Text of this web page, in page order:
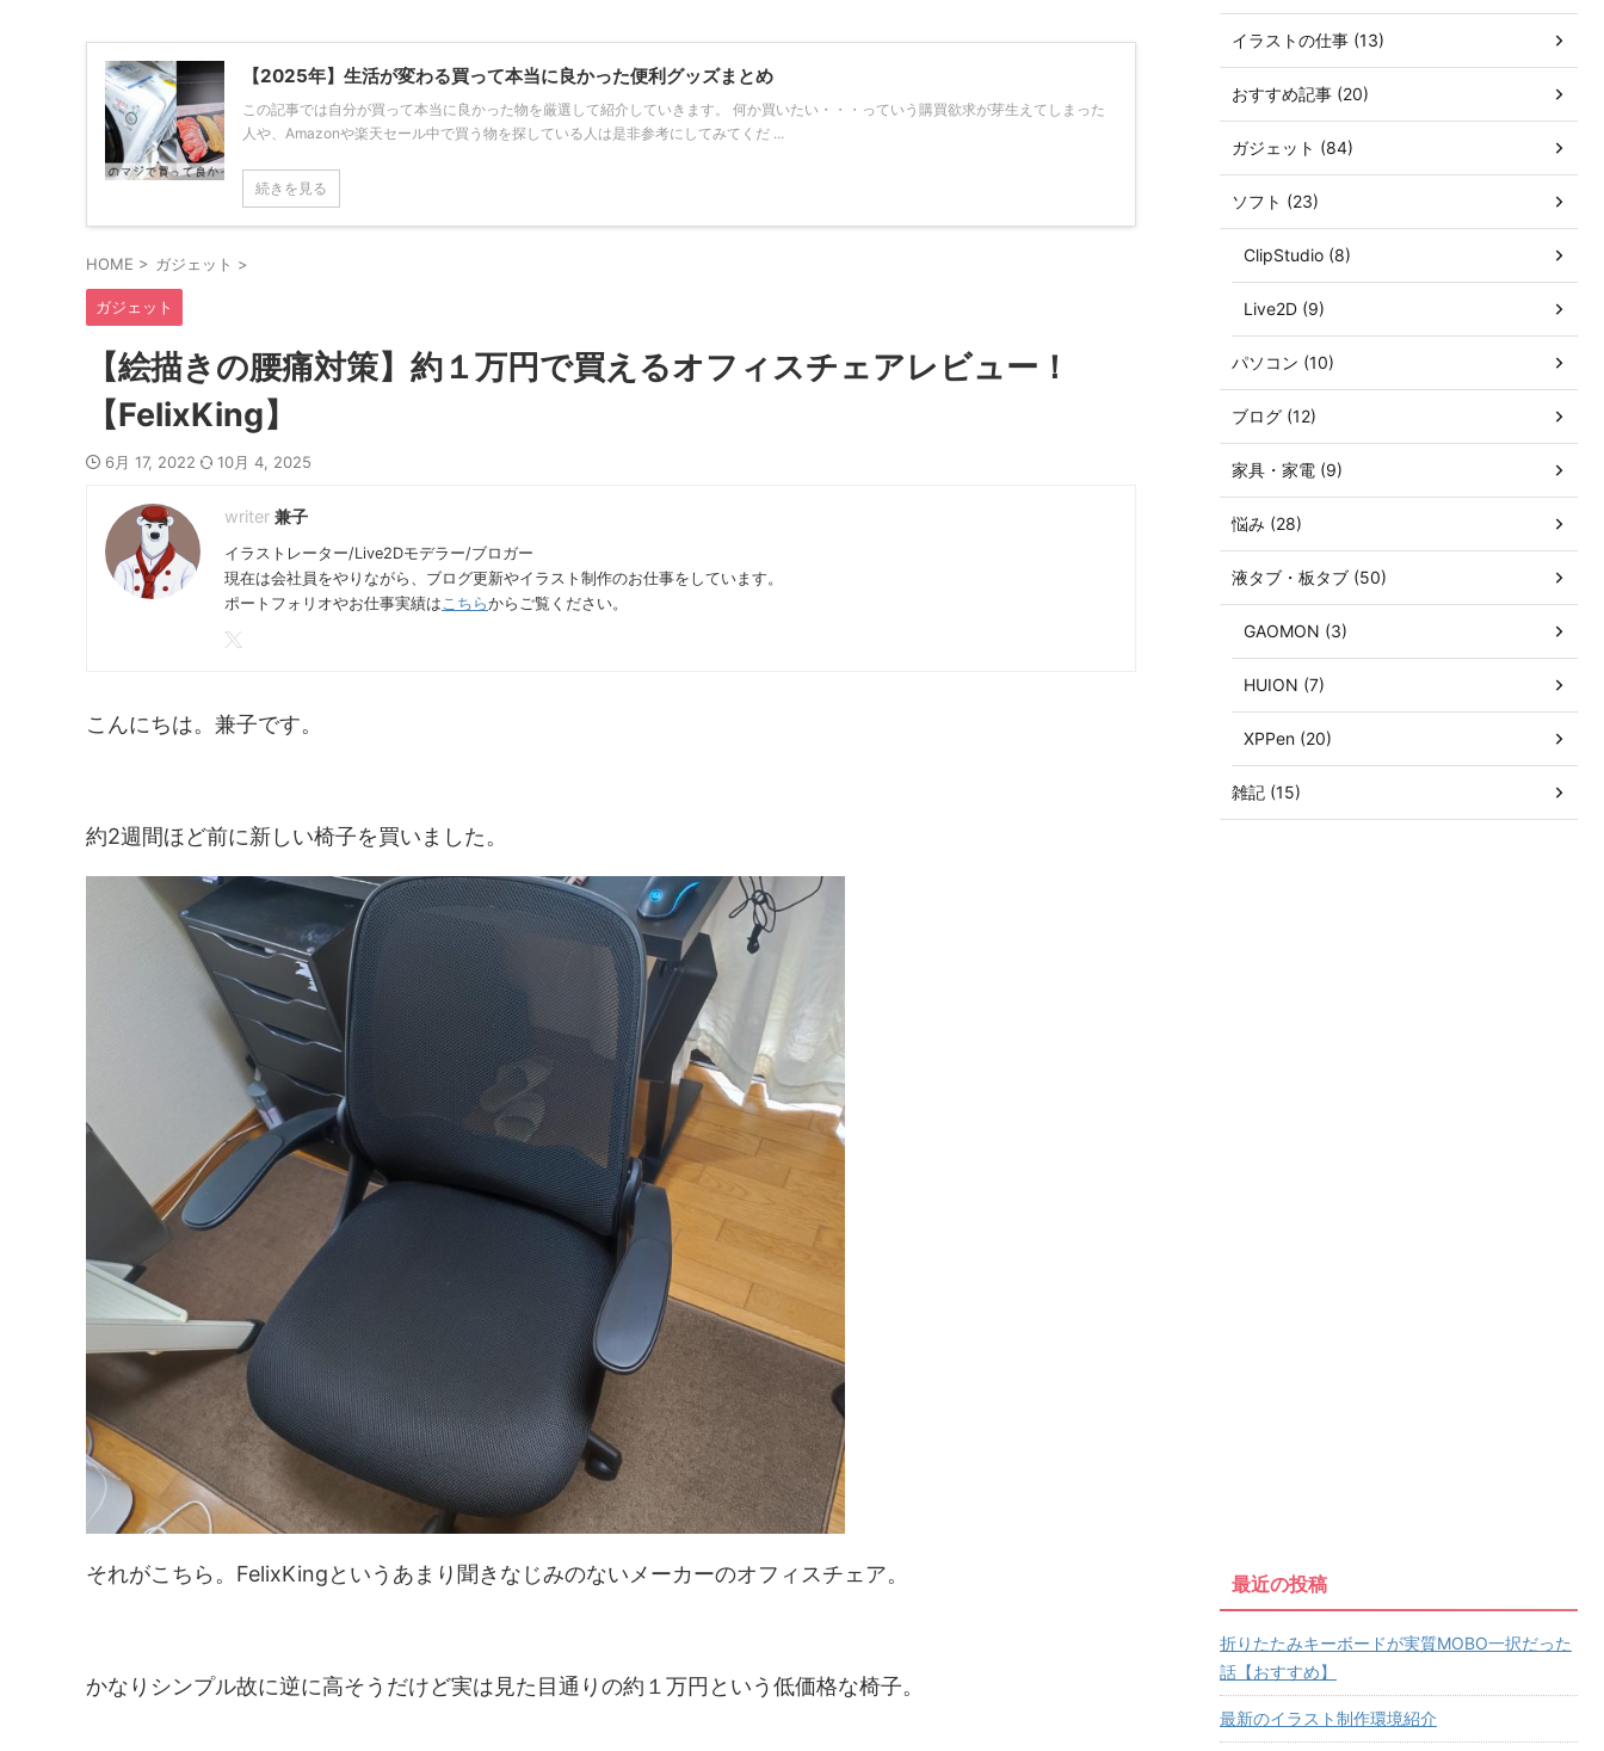
【2025年】生活が変わる買って本当に良かった便利グッズまとめ
この記事では自分が買って本当に良かった物を厳選して紹介していきます。 何か買いたい・・・っていう購買欲求が芽生えてしまった
人や、Amazonや楽天セール中で買う物を探している人は是非参考にしてみてくだ ...
続きを見る
HOME > ガジェット >
ガジェット
【絵描きの腰痛対策】約１万円で買えるオフィスチェアレビュー！
【FelixKing】
6月 17, 2022 10月 4, 2025
兼子
イラストレーター/Live2Dモデラー/ブロガー
現在は会社員をやりながら、ブログ更新やイラスト制作のお仕事をしています。
ポートフォリオやお仕事実績はこちらからご覧ください。
こんにちは。兼子です。
約2週間ほど前に新しい椅子を買いました。
それがこちら。FelixKingというあまり聞きなじみのないメーカーのオフィスチェア。
かなりシンプル故に逆に高そうだけど実は見た目通りの約１万円という低価格な椅子。
イラストの仕事 (13)
おすすめ記事 (20)
ガジェット (84)
ソフト (23)
ClipStudio (8)
Live2D (9)
パソコン (10)
ブログ (12)
家具・家電 (9)
悩み (28)
液タブ・板タブ (50)
GAOMON (3)
HUION (7)
XPPen (20)
雑記 (15)
最近の投稿
折りたたみキーボードが実質MOBO一択だった
話【おすすめ】
最新のイラスト制作環境紹介